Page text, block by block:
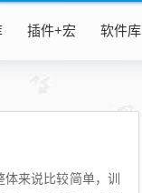
插件+宏 软件库
来说比较简单，训